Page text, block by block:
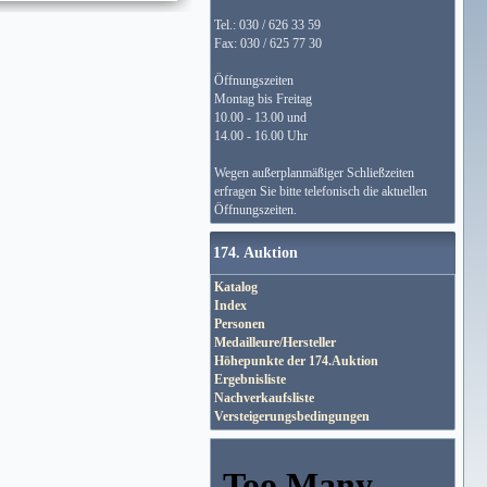
Tel.: 030 / 626 33 59
Fax: 030 / 625 77 30
Öffnungszeiten
Montag bis Freitag
10.00 - 13.00 und
14.00 - 16.00 Uhr
Wegen außerplanmäßiger Schließzeiten
erfragen Sie bitte telefonisch die aktuellen
Öffnungszeiten.
174. Auktion
Katalog
Index
Personen
Medailleure/Hersteller
Höhepunkte der 174.Auktion
Ergebnisliste
Nachverkaufsliste
Versteigerungsbedingungen